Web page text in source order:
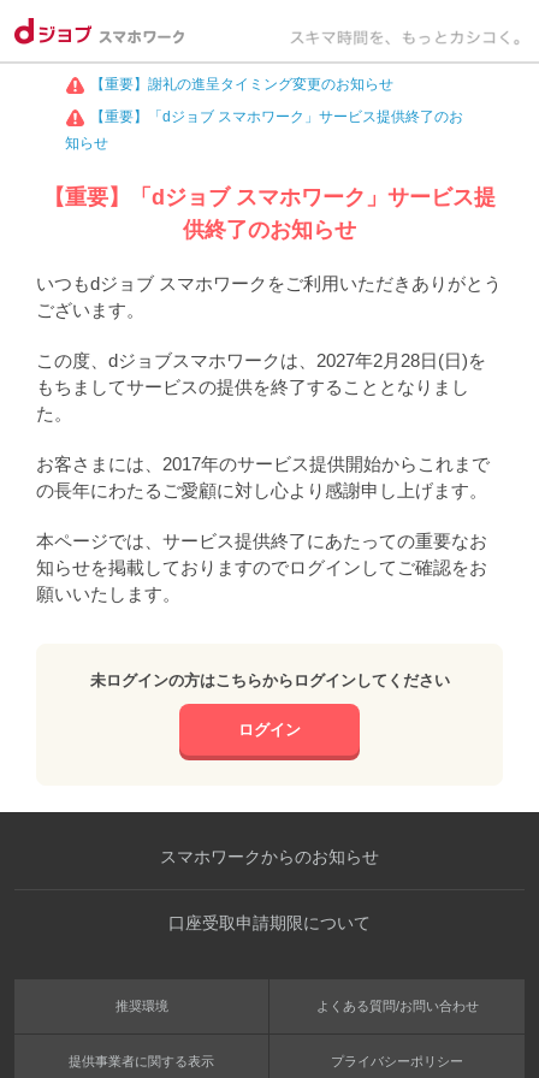
【重要】謝礼の進呈タイミング変更のお知らせ
【重要】「dジョブ スマホワーク」サービス提供終了のお
知らせ
【重要】「dジョブ スマホワーク」サービス提
供終了のお知らせ
いつもdジョブ スマホワークをご利用いただきありがとう
ございます。
この度、dジョブスマホワークは、2027年2月28日(日)を
もちましてサービスの提供を終了することとなりまし
た。
お客さまには、2017年のサービス提供開始からこれまで
の長年にわたるご愛顧に対し心より感謝申し上げます。
本ページでは、サービス提供終了にあたっての重要なお
知らせを掲載しておりますのでログインしてご確認をお
願いいたします。
未ログインの方はこちらからログインしてください
ログイン
スマホワークからのお知らせ
口座受取申請期限について
推奨環境 よくある質問/お問い合わせ
提供事業者に関する表示 プライバシーポリシー